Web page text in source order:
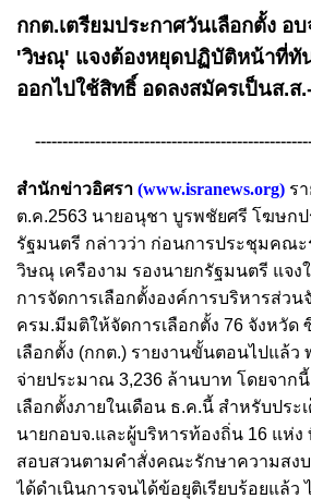
กกต.เตรียมประกาศวันเลือกตั้ง อ
'วิษณุ' แจงต้องหยุดปฏิบัติหน้าที่ทั
ออกไปใช้สิทธิ์ อดลงสมัครเป็นส.ส
สำนักข่าวอิศรา (www.isranews.org) ร
ต.ค.2563 นายอนุชา บูรพชัยศรี โฆษก
รัฐมนตรี กล่าวว่า ก่อนการประชุมคณะ
วิษณุ เครืองาม รองนายกรัฐมนตรี แจง
การจัดการเลือกตั้งองค์การบริหารส่วน
ครม.มีมติให้จัดการเลือกตั้ง 76 จังหวัด
เลือกตั้ง (กกต.) รายงานขั้นตอนไปแล้ว
จ่ายประมาณ 3,236 ล้านบาท โดยจาก
เลือกตั้งภายในเดือน ธ.ค.นี้ สำหรับประ
นายกอบจ.และผู้บริหารท้องถิ่น 16 แห่ง
สอบสวนตามคำสั่งคณะรักษาความสง
ได้ดำเนินการจนได้ข้อยุติเรียบร้อยแล้ว